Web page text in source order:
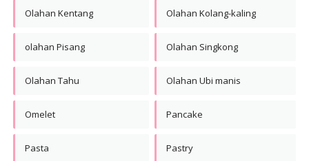
Olahan Kentang Olahan Kolang-kaling
olahan Pisang Olahan Singkong
Olahan Tahu Olahan Ubi manis
Omelet Pancake
Pasta Pastry